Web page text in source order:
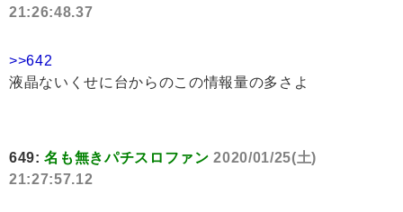
21:26:48.37
>>642
液晶ないくせに台からのこの情報量の多さよ
649:名も無きパチスロファン 2020/01/25(土)
21:27:57.12